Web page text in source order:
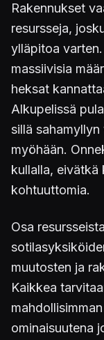
Rakennukset
resursseja,
ylläpitoa
massiivisia
heksat
Alkupelissä
sillä
myöhään.
kullalla, eivätkä
kohtuuttomia.
Osa
muutosten ja
Kaikkea
ominaisuutena